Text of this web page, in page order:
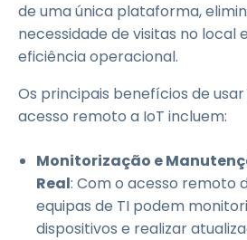
de uma única plataforma,
necessidade de visitas no local
eficiência operacional.
Os principais benefícios de
acesso remoto a IoT incluem:
Monitorização e
Real: Com o acesso remoto
equipas de TI podem
dispositivos e realizar